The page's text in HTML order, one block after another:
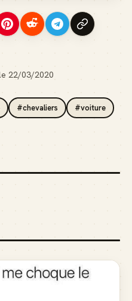
22/03/2020
#chevaliers #voiture